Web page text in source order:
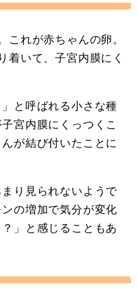
れが赤ちゃんの卵。
着いて、子宮内膜にく
と呼ばれる小さな種
宮内膜にくっつくこ
が結び付いたことに
り見られないようで
の増加で気分が変化
」と感じることもあ